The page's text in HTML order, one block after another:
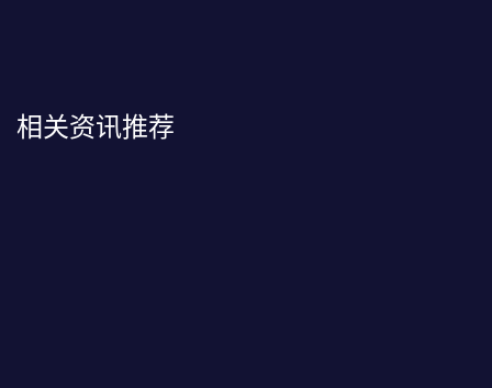
相关资讯推荐